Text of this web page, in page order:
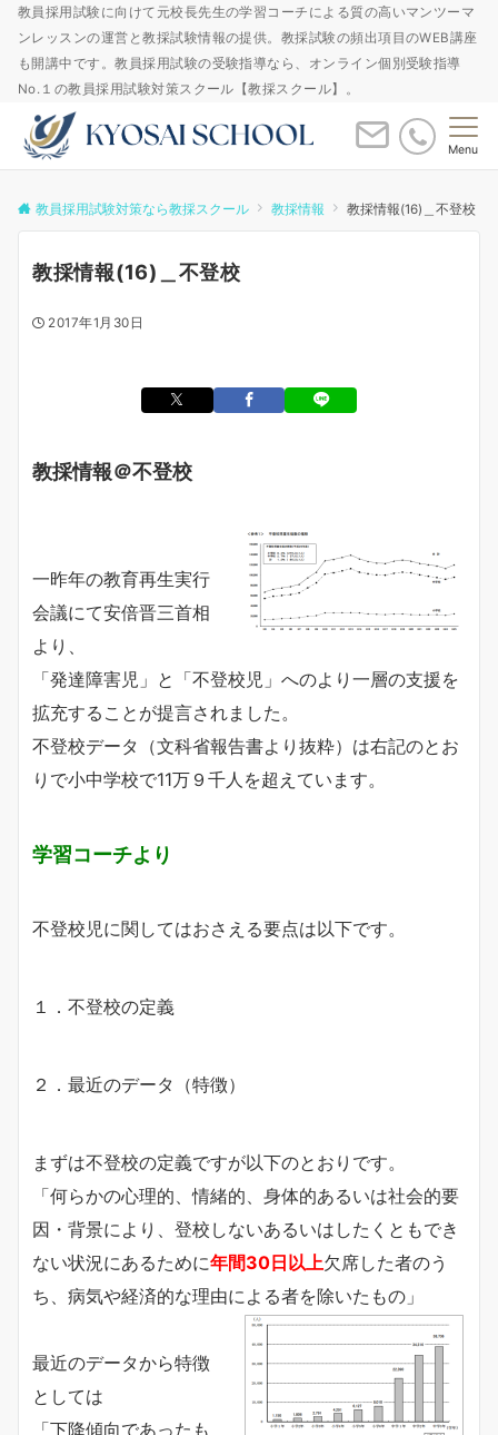
教員採用試験に向けて元校長先生の学習コーチによる質の高いマンツーマ
ンレッスンの運営と教採試験情報の提供。教採試験の頻出項目のWEB講座
も開講中です。教員採用試験の受験指導なら、オンライン個別受験指導
No.１の教員採用試験対策スクール【教採スクール】。
Menu
教員採用試験対策なら教採スクール 教採情報 教採情報(16)＿不登校
教採情報(16)＿不登校
2017年1月30日
教採情報＠不登校
一昨年の教育再生実行
会議にて安倍晋三首相
より、
「発達障害児」と「不登校児」へのより一層の支援を
拡充することが提言されました。
不登校データ（文科省報告書より抜粋）は右記のとお
りで小中学校で11万９千人を超えています。
学習コーチより
不登校児に関してはおさえる要点は以下です。
１．不登校の定義
２．最近のデータ（特徴）
まずは不登校の定義ですが以下のとおりです。
「何らかの心理的、情緒的、身体的あるいは社会的要
因・背景により、登校しないあるいはしたくともでき
ない状況にあるために年間30日以上欠席した者のう
ち、病気や経済的な理由による者を除いたもの」
最近のデータから特徴
としては
「下降傾向であったも